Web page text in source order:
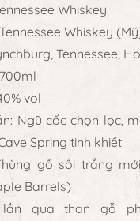
Whiskey
Tennessee Whiskey
Tennessee,
700ml
vol
Ngũ cốc chọn lọc,
Spring tinh khiết
gỗ sồi trắng
Barrels)
qua than gỗ